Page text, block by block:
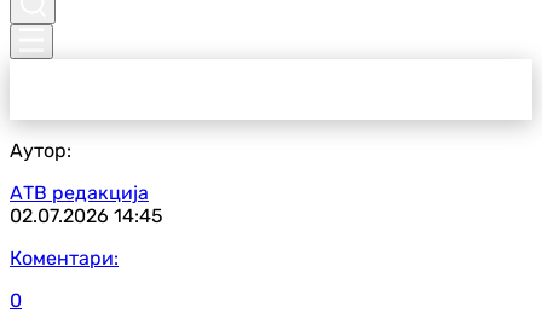
Аутор:
АТВ редакција
02.07.2026 14:45
Коментари:
0